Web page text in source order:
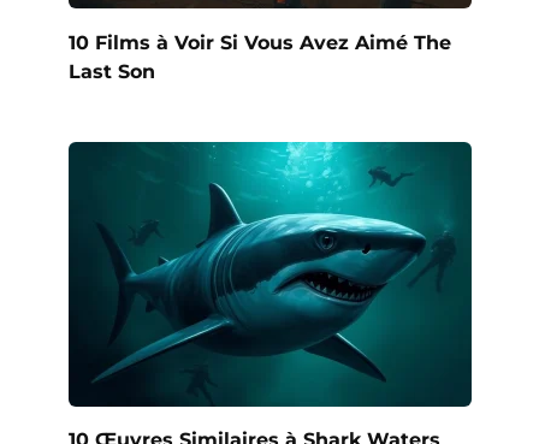
10 Films à Voir Si Vous Avez Aimé The
Last Son